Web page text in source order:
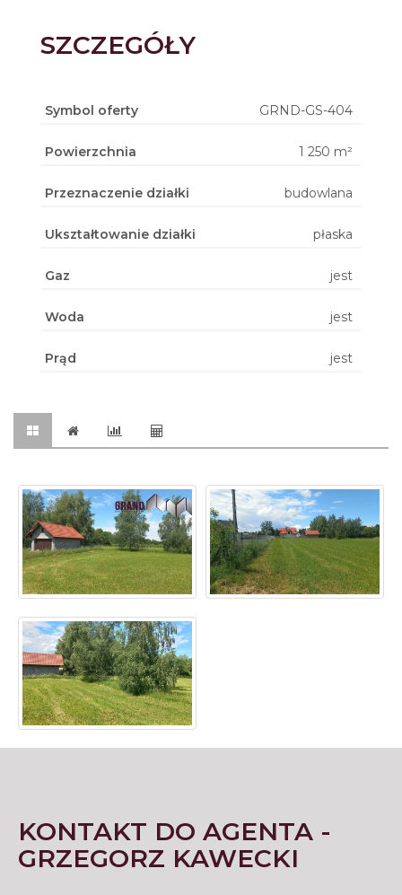
SZCZEGÓŁY
Symbol oferty GRND-GS-404
Powierzchnia 1 250 m²
Przeznaczenie działki budowlana
Ukształtowanie działki płaska
Gaz jest
Woda jest
Prąd jest
KONTAKT DO AGENTA -
GRZEGORZ KAWECKI